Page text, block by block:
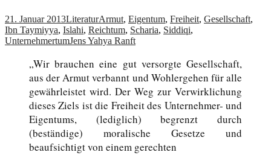
21. Januar 2013LiteraturArmut, Eigentum, Freiheit, Gesellschaft,
Ibn Taymiyya, Islahi, Reichtum, Scharia, Siddiqi,
UnternehmertumJens Yahya Ranft
„Wir brauchen eine gut versorgte Gesellschaft,
aus der Armut verbannt und Wohlergehen für alle
gewährleistet wird. Der Weg zur Verwirklichung
dieses Ziels ist die Freiheit des Unternehmer- und
Eigentums, (lediglich) begrenzt durch
(beständige) moralische Gesetze und
beaufsichtigt von einem gerechten